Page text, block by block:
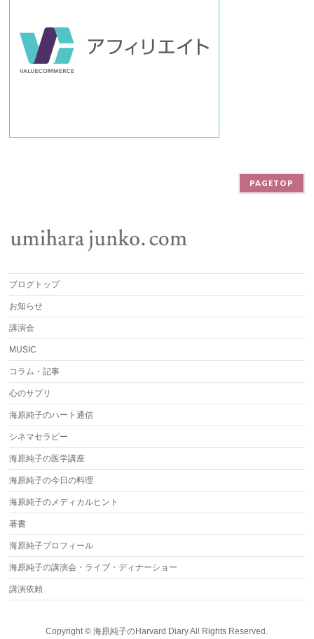
PAGETOP
ブログトップ
お知らせ
講演会
MUSIC
コラム・記事
心のサプリ
海原純子のハート通信
シネマセラピー
海原純子の医学講座
海原純子の今日の料理
海原純子のメディカルヒント
著書
海原純子プロフィール
海原純子の講演会・ライブ・ディナーショー
講演依頼
Copyright ©海原純子のHarvard DiaryAll Rights Reserved.